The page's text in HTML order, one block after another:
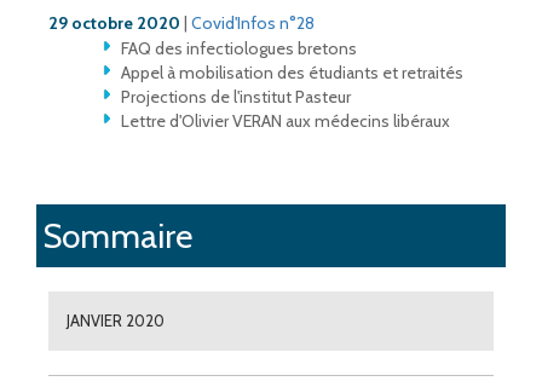
29 octobre 2020 | Covid'Infos n°28
FAQ des infectiologues bretons
Appel à mobilisation des étudiants et retraités
Projections de l'institut Pasteur
Lettre d'Olivier VERAN aux médecins libéraux
Sommaire
JANVIER 2020